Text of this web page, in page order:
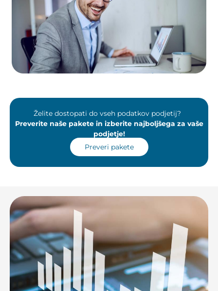
Želite dostopati do vseh podatkov podjetij?
Preverite naše pakete in izberite najboljšega za vaše
podjetje!
Preveri pakete